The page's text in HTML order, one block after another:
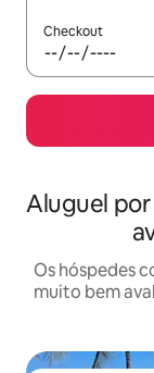
Checkout
Aluguel
Os hóspedes
muito bem